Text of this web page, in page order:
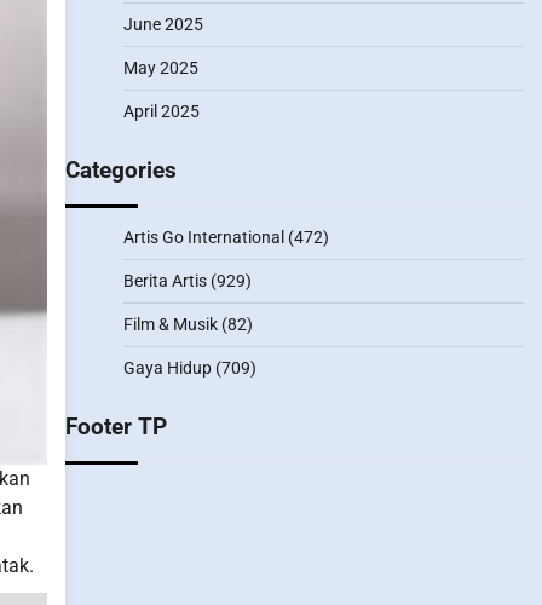
June 2025
May 2025
April 2025
Categories
Artis Go International (472)
Berita Artis(929)
Film & Musik(82)
Gaya Hidup(709)
Footer TP